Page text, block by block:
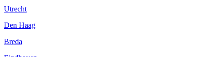
Utrecht
Den Haag
Breda